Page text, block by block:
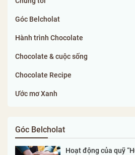
Góc Belcholat
Hành trình Chocolate
Chocolate & cuộc sống
Chocolate Recipe
Ước mơ Xanh
Góc Belcholat
Hoạt động của quỹ